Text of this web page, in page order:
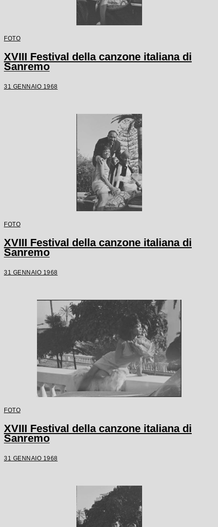
FOTO
XVIII Festival della canzone italiana di
Sanremo
31 GENNAIO 1968
FOTO
XVIII Festival della canzone italiana di
Sanremo
31 GENNAIO 1968
FOTO
XVIII Festival della canzone italiana di
Sanremo
31 GENNAIO 1968